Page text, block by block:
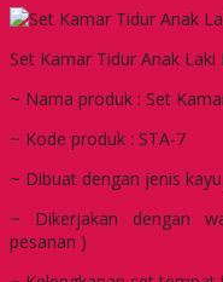
Set Kamar Tidur Anak Laki
~ Nama produk : Set
~ Kode produk : STA-7
~ Dibuat dengan jenis
~ Dikerjakan dengan
pesanan )